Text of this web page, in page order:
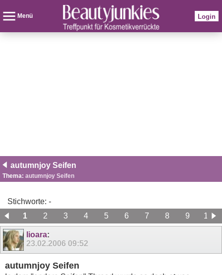
Menü Login
autumnjoy Seifen
Thema: autumnjoy Seifen
Stichworte: -
1
2 3 4 5 6 7 8 9
10
11
12
lioara:
23.02.2006 09:52
autumnjoy Seifen